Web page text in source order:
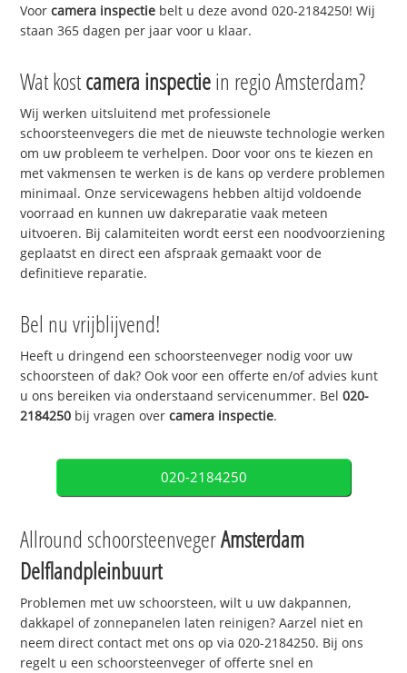
Voorcamera inspectie belt u deze avond 020-2184250! Wij
staan 365 dagen per jaar voor u klaar.
Wat kostcamera inspectiein regio Amsterdam?
Wij werken uitsluitend met professionele
schoorsteenvegers die met de nieuwste technologie werken
om uw probleem te verhelpen. Door voor ons te kiezen en
met vakmensen te werken is de kans op verdere problemen
minimaal. Onze servicewagens hebben altijd voldoende
voorraad en kunnen uw dakreparatie vaak meteen
uitvoeren. Bij calamiteiten wordt eerst een noodvoorziening
geplaatst en direct een afspraak gemaakt voor de
definitieve reparatie.
Bel nu vrijblijvend!
Heeft u dringend een schoorsteenveger nodig voor uw
schoorsteen of dak? Ook voor een offerte en/of advies kunt
u ons bereiken via onderstaand servicenummer. Bel020-
2184250 bij vragen overcamera inspectie.
020-2184250
Allround schoorsteenvegerAmsterdam
Delflandpleinbuurt
Problemen met uw schoorsteen, wilt u uw dakpannen,
dakkapel of zonnepanelen laten reinigen? Aarzel niet en
neem direct contact met ons op via 020-2184250. Bij ons
regelt u een schoorsteenveger of offerte snel en